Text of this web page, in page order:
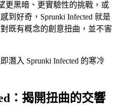
更黑暗、更實驗性的挑戰，或
到好奇，Sprunki Infected 就是
既有概念的創意扭曲，並不害
潛入 Sprunki Infected 的寒冷
：揭開扭曲的交響